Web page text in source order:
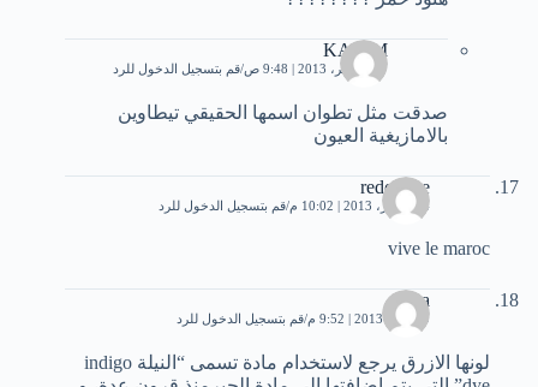
KARIM
17 نوفمبر، 2013 | 9:48 ص قم بتسجيل الدخول للرد
صدقت مثل تطوان اسمها الحقيقي تيطاوين
بالامازيغية العيون
redouane
24 فبراير، 2013 | 10:02 م قم بتسجيل الدخول للرد
vive le maroc
aya
9 أبريل، 2013 | 9:52 م قم بتسجيل الدخول للرد
لونها الازرق يرجع لاستخدام مادة تسمى “النيلة indigo